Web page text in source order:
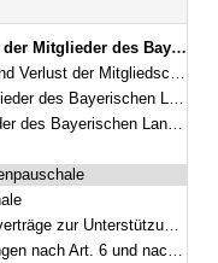
der Bekanntmachung vom 6. März 1996 (GVBl. S. 82) BayRS 1100-1-I (Art. 1–63)
Ordnungsmaßnahmen (Art. 1–4a)
und Versorgung (Art. 5–27a)
Landtags (Art. 5–10)
der parlamentarischen Arbeit
Art. 6 und nach Art. 8